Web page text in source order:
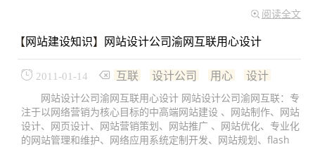
阅读全文
【网站建设知识】 网站设计公司渝网互联用心设计
2011-01-14 互联 设计公司 用心 设计
网站设计公司渝网互联用心设计 网站设计公司渝网互联：专
注于以网络营销为核心目标的中高端网站建设 、网站制作、网站
设计、网页设计、网站营销策划、网站推广 、网站优化、专业化
的网站管理和维护、网络应用系统定制开发、网站规划、flash